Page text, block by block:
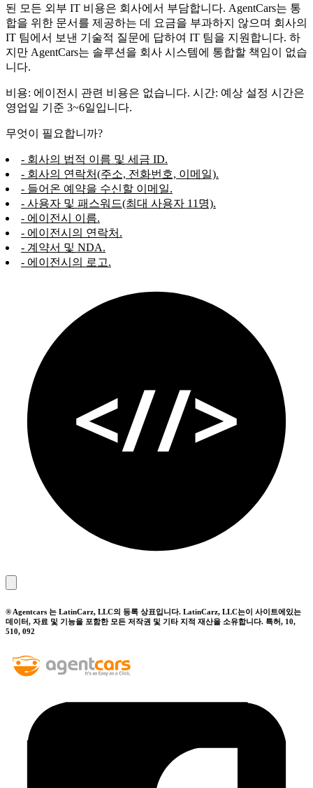
된 모든 외부 IT 비용은 회사에서 부담합니다. AgentCars는 통
합을 위한 문서를 제공하는 데 요금을 부과하지 않으며 회사의
IT 팀에서 보낸 기술적 질문에 답하여 IT 팀을 지원합니다. 하
지만 AgentCars는 솔루션을 회사 시스템에 통합할 책임이 없습
니다.
비용: 에이전시 관련 비용은 없습니다. 시간: 예상 설정 시간은
영업일 기준 3~6일입니다.
무엇이 필요합니까?
- 회사의 법적 이름 및 세금 ID.
- 회사의 연락처(주소, 전화번호, 이메일).
- 들어온 예약을 수신할 이메일.
- 사용자 및 패스워드(최대 사용자 11명).
- 에이전시 이름.
- 에이전시의 연락처.
- 계약서 및 NDA.
- 에이전시의 로고.
® Agentcars 는 LatinCarz, LLC의 등록 상표입니다. LatinCarz, LLC는이 사이트에있는
데이터, 자료 및 기능을 포함한 모든 저작권 및 기타 지적 재산을 소유합니다. 특허, 10,
510, 092